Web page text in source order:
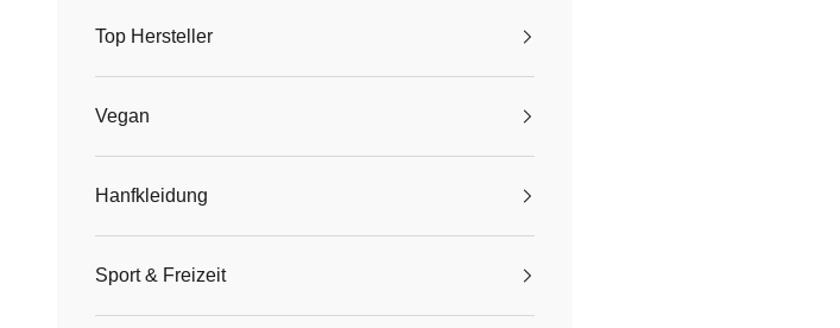
Top Hersteller
Vegan
Hanfkleidung
Sport & Freizeit